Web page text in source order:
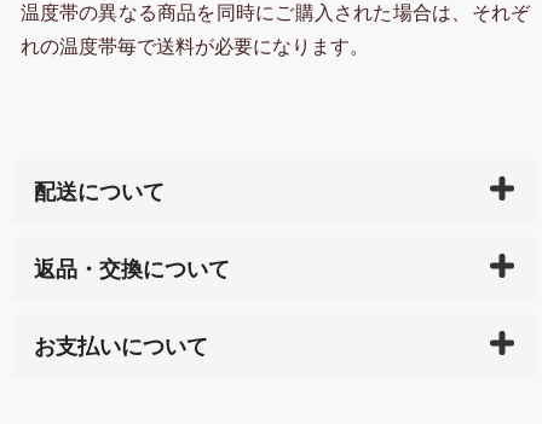
温度帯の異なる商品を同時にご購入された場合は、それぞ
れの温度帯毎で送料が必要になります。
配送について
天ペイ」の方はご注文受付後）、 長崎県下全域に点在
サイト内で購入された商品の送料は、こちらの
全国送
返品・交換について
または配送途中の 事故などで不都合が生じている場合
お支払いについて